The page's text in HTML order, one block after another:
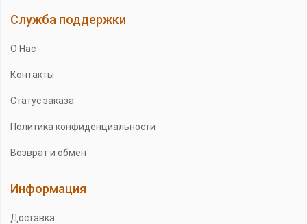
Служба поддержки
О Нас
Контакты
Статус заказа
Политика конфиденциальности
Возврат и обмен
Информация
Доставка